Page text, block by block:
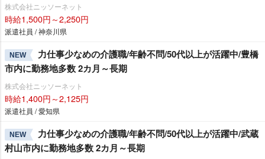
株式会社ニッソーネット
時給1,500円～2,250円
派遣社員 / 神奈川県
NEW
力仕事少なめの介護職/年齢不問/50代以上が活躍中/豊橋
市内に勤務地多数 2カ月～長期
株式会社ニッソーネット
時給1,400円～2,125円
派遣社員 / 愛知県
NEW
力仕事少なめの介護職/年齢不問/50代以上が活躍中/武蔵
村山市内に勤務地多数 2カ月～長期